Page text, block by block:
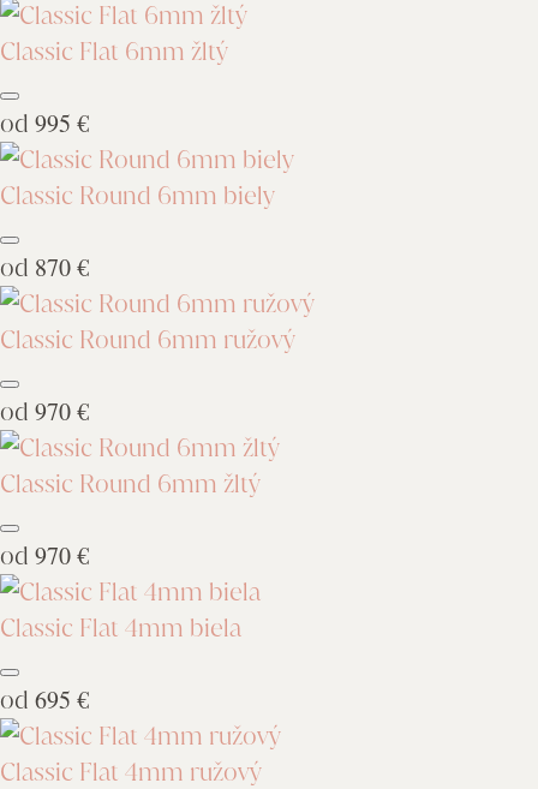
Classic Flat 6mm žltý
od 995 €
Classic Round 6mm biely
od 870 €
Classic Round 6mm ružový
od 970 €
Classic Round 6mm žltý
od 970 €
Classic Flat 4mm biela
od 695 €
Classic Flat 4mm ružový